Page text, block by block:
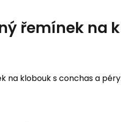
řemínek na
na klobouk s conchas a